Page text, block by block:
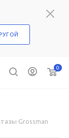
0
Grossman